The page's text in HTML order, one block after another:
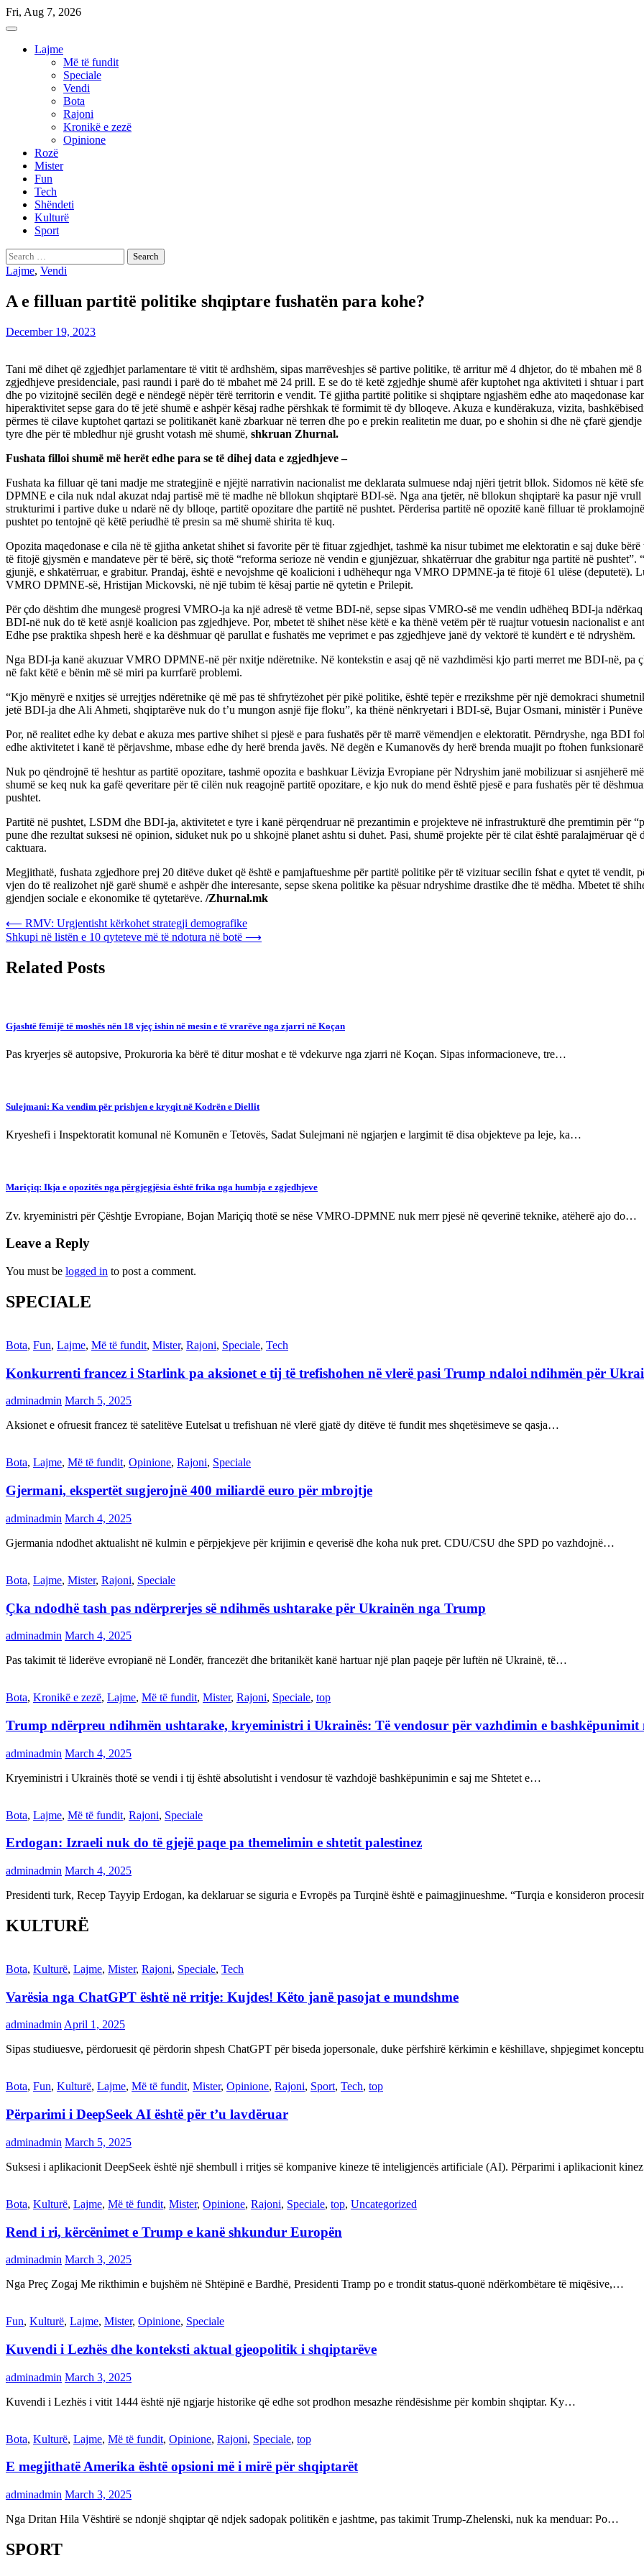
Skip
to
Fri, Aug 7, 2026
Lajme
Më të fundit
Speciale
Vendi
Bota
Rajoni
Kronikë e zezë
Opinione
Rozë
Mister
Fun
Tech
Shëndeti
Kulturë
Sport
Search
for:
Lajme, Vendi
A e filluan partitë politike shqiptare fushatën para kohe?
December 19, 2023
Tani më dihet që zgjedhjet parlamentare të vitit të ardhshëm, sipas marrëveshjes së partive politike, të arritur më 4 dhjetor, do të mbahen më
zgjedhjeve presidenciale, pasi raundi i parë do të mbahet më 24 prill. E se do të ketë zgjedhje shumë afër kuptohet nga aktiviteti i shtuar i
dhe po vizitojnë secilën degë e nëndegë nëpër tërë territorin e vendit. Të gjitha partitë politike si shqiptare ngjashëm edhe ato maqedonase
hiperaktivitet sepse gara do të jetë shumë e ashpër kësaj radhe përshkak të formimit të dy blloqeve. Akuza e kundërakuza, vizita,
përmes të cilave kuptohet qartazi se politikanët kanë zbarkuar në terren dhe po e prekin realitetin me duar, po e shohin si dhe në çfarë
tyre dhe për të mbledhur një grusht votash më shumë, shkruan Zhurnal.
Fushata filloi shumë më herët edhe para se të dihej data e zgjedhjeve –
Fushata ka filluar që tani madje me strategjinë e njëjtë narrativin nacionalist me deklarata sulmuese ndaj njëri tjetrit bllok. Sidomos në këtë
DPMNE e cila nuk ndal akuzat ndaj partisë më të madhe në bllokun shqiptarë BDI-së. Nga ana tjetër, në bllokun shqiptarë ka pasur një
strukturimi i partive duke u ndarë në dy blloqe, partitë opozitare dhe partitë në pushtet. Përderisa partitë në opozitë kanë filluar të
pushtet po tentojnë që këtë periudhë të presin sa më shumë shirita të kuq.
Opozita maqedonase e cila në të gjitha anketat shihet si favorite për të fituar zgjedhjet, tashmë ka nisur tubimet me elektoratin e saj duke
të fitojë gjysmën e mandateve për të bërë, siç thotë “reforma serioze në vendin e gjunjëzuar, shkatërruar dhe grabitur nga partitë në
gjunjë, e shkatërruar, e grabitur. Prandaj, është e nevojshme që koalicioni i udhëhequr nga VMRO DPMNE-ja të fitojë 61 ulëse (deputetë).
VMRO DPMNE-së, Hristijan Mickovski, në një tubim të kësaj partie në qytetin e Prilepit.
Për çdo dështim dhe mungesë progresi VMRO-ja ka një adresë të vetme BDI-në, sepse sipas VMRO-së me vendin udhëheq BDI-ja
BDI-në nuk do të ketë asnjë koalicion pas zgjedhjeve. Por, mbetet të shihet nëse këtë e ka thënë vetëm për të ruajtur votuesin nacionalist e
Edhe pse praktika shpesh herë e ka dëshmuar që parullat e fushatës me veprimet e pas zgjedhjeve janë dy vektorë të kundërt e të ndryshëm.
Nga BDI-ja kanë akuzuar VMRO DPMNE-në për nxitje ndëretnike. Në kontekstin e asaj që në vazhdimësi kjo parti merret me BDI-në, pa
në fakt këtë e bënin më së miri pa kurrfarë problemi.
“Kjo mënyrë e nxitjes së urrejtjes ndëretnike që më pas të shfrytëzohet për pikë politike, është tepër e rrezikshme për një demokraci
jetë BDI-ja dhe Ali Ahmeti, shqiptarëve nuk do t’u mungon asnjë fije floku”, ka thënë nënkryetari i BDI-së, Bujar Osmani, ministër i Punëve
Por, në realitet edhe ky debat e akuza mes partive shihet si pjesë e para fushatës për të marrë vëmendjen e elektoratit. Përndryshe, nga
edhe aktivitetet i kanë të përjavshme, mbase edhe dy herë brenda javës. Në degën e Kumanovës dy herë brenda muajit po ftohen
Nuk po qëndrojnë të heshtur as partitë opozitare, tashmë opozita e bashkuar Lëvizja Evropiane për Ndryshim janë mobilizuar si asnjëherë
shumë se keq nuk ka gafë qeveritare për të cilën nuk reagojnë partitë opozitare, e kjo nuk do mend është pjesë e para fushatës për të
pushtet.
Partitë në pushtet, LSDM dhe BDI-ja, aktivitetet e tyre i kanë përqendruar në prezantimin e projekteve në infrastrukturë dhe premtimin për
pune dhe rezultat suksesi në opinion, siduket nuk po u shkojnë planet ashtu si duhet. Pasi, shumë projekte për të cilat është paralajmëruar
caktuara.
Megjithatë, fushata zgjedhore prej 20 ditëve duket që është e pamjaftueshme për partitë politike për të vizituar secilin fshat e qytet të vendit,
vjen do të realizohet një garë shumë e ashpër dhe interesante, sepse skena politike ka pësuar ndryshime drastike dhe të mëdha. Mbetet të
gjendjen sociale e ekonomike të qytetarëve. /Zhurnal.mk
Post
navigation
⟵ RMV: Urgjentisht kërkohet strategji demografike
Shkupi në listën e 10 qyteteve më të ndotura në botë ⟶
Related Posts
Gjashtë fëmijë të moshës nën 18 vjeç ishin në mesin e të vrarëve nga zjarri në Koçan
Pas kryerjes së autopsive, Prokuroria ka bërë të ditur moshat e të vdekurve nga zjarri në Koçan. Sipas informacioneve, tre…
Sulejmani: Ka vendim për prishjen e kryqit në Kodrën e Diellit
Kryeshefi i Inspektoratit komunal në Komunën e Tetovës, Sadat Sulejmani në ngjarjen e largimit të disa objekteve pa leje, ka…
Mariçiq: Ikja e opozitës nga përgjegjësia është frika nga humbja e zgjedhjeve
Zv. kryeministri për Çështje Evropiane, Bojan Mariçiq thotë se nëse VMRO-DPMNE nuk merr pjesë në qeverinë teknike, atëherë ajo do…
Leave a Reply
You must be logged in to post a comment.
SPECIALE
Bota, Fun, Lajme, Më të fundit, Mister, Rajoni, Speciale, Tech
Konkurrenti francez i Starlink pa aksionet e tij të trefishohen në vlerë pasi Trump ndaloi ndihmën për
adminadmin March 5, 2025
Aksionet e ofruesit francez të satelitëve Eutelsat u trefishuan në vlerë gjatë dy ditëve të fundit mes shqetësimeve se qasja…
Bota, Lajme, Më të fundit, Opinione, Rajoni, Speciale
Gjermani, ekspertët sugjerojnë 400 miliardë euro për mbrojtje
adminadmin March 4, 2025
Gjermania ndodhet aktualisht në kulmin e përpjekjeve për krijimin e qeverisë dhe koha nuk pret. CDU/CSU dhe SPD po vazhdojnë…
Bota, Lajme, Mister, Rajoni, Speciale
Çka ndodhë tash pas ndërprerjes së ndihmës ushtarake për Ukrainën nga Trump
adminadmin March 4, 2025
Pas takimit të liderëve evropianë në Londër, francezët dhe britanikët kanë hartuar një plan paqeje për luftën në Ukrainë, të…
Bota, Kronikë e zezë, Lajme, Më të fundit, Mister, Rajoni, Speciale, top
Trump ndërpreu ndihmën ushtarake, kryeministri i Ukrainës: Të vendosur për vazhdimin e bashkëpunimit
adminadmin March 4, 2025
Kryeministri i Ukrainës thotë se vendi i tij është absolutisht i vendosur të vazhdojë bashkëpunimin e saj me Shtetet e…
Bota, Lajme, Më të fundit, Rajoni, Speciale
Erdogan: Izraeli nuk do të gjejë paqe pa themelimin e shtetit palestinez
adminadmin March 4, 2025
Presidenti turk, Recep Tayyip Erdogan, ka deklaruar se siguria e Evropës pa Turqinë është e paimagjinueshme. “Turqia e konsideron
KULTURË
Bota, Kulturë, Lajme, Mister, Rajoni, Speciale, Tech
Varësia nga ChatGPT është në rritje: Kujdes! Këto janë pasojat e mundshme
adminadmin April 1, 2025
Sipas studiuesve, përdoruesit që përdorin shpesh ChatGPT për biseda jopersonale, duke përfshirë kërkimin e këshillave, shpjegimet
Bota, Fun, Kulturë, Lajme, Më të fundit, Mister, Opinione, Rajoni, Sport, Tech, top
Përparimi i DeepSeek AI është për t’u lavdëruar
adminadmin March 5, 2025
Suksesi i aplikacionit DeepSeek është një shembull i rritjes së kompanive kineze të inteligjencës artificiale (AI). Përparimi i aplikacionit
Bota, Kulturë, Lajme, Më të fundit, Mister, Opinione, Rajoni, Speciale, top, Uncategorized
Rend i ri, kërcënimet e Trump e kanë shkundur Europën
adminadmin March 3, 2025
Nga Preç Zogaj Me rikthimin e bujshëm në Shtëpinë e Bardhë, Presidenti Tramp po e trondit status-quonë ndërkombëtare të miqësive,…
Fun, Kulturë, Lajme, Mister, Opinione, Speciale
Kuvendi i Lezhës dhe konteksti aktual gjeopolitik i shqiptarëve
adminadmin March 3, 2025
Kuvendi i Lezhës i vitit 1444 është një ngjarje historike që edhe sot prodhon mesazhe rëndësishme për kombin shqiptar. Ky…
Bota, Kulturë, Lajme, Më të fundit, Opinione, Rajoni, Speciale, top
E megjithatë Amerika është opsioni më i mirë për shqiptarët
adminadmin March 3, 2025
Nga Dritan Hila Vështirë se ndonjë shqiptar që ndjek sadopak politikën e jashtme, pas takimit Trump-Zhelenski, nuk ka menduar: Po…
SPORT